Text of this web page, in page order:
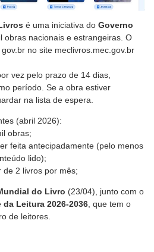
é uma iniciativa do Governo
obras nacionais e estrangeiras. O
no site meclivros.mec.gov.br
vez pelo prazo de 14 dias,
período. Se a obra estiver
na lista de espera.
(abril 2026):
obras;
feita antecipadamente (pelo menos
lido);
de 2 livros por mês;
do Livro (23/04), junto com o
Leitura 2026-2036 , que tem o
de leitores.